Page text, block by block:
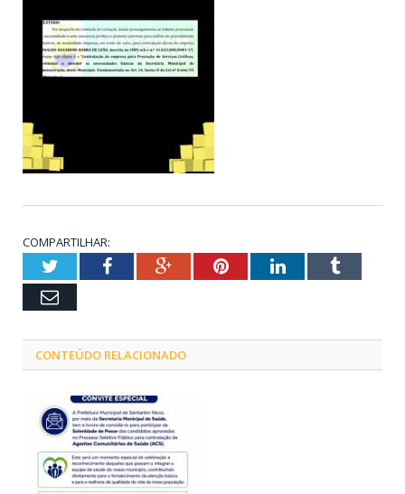
COMPARTILHAR:
TwitterFacebookGoogle+PinterestLinkedInTumblr
Email
CONTEÚDO RELACIONADO